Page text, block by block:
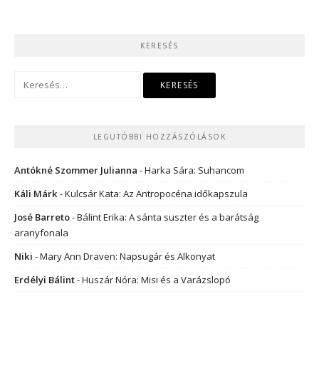
KERESÉS
LEGUTÓBBI HOZZÁSZÓLÁSOK
Antókné Szommer Julianna -Harka Sára: Suhancom
Káli Márk-Kulcsár Kata: Az Antropocéna időkapszula
José Barreto-Bálint Erika: A sánta suszter és a barátság
aranyfonala
Niki -Mary Ann Draven: Napsugár és Alkonyat
Erdélyi Bálint-Huszár Nóra: Misi és a Varázslopó